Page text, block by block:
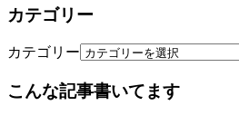
カテゴリー
カテゴリー
こんな記事書いてます